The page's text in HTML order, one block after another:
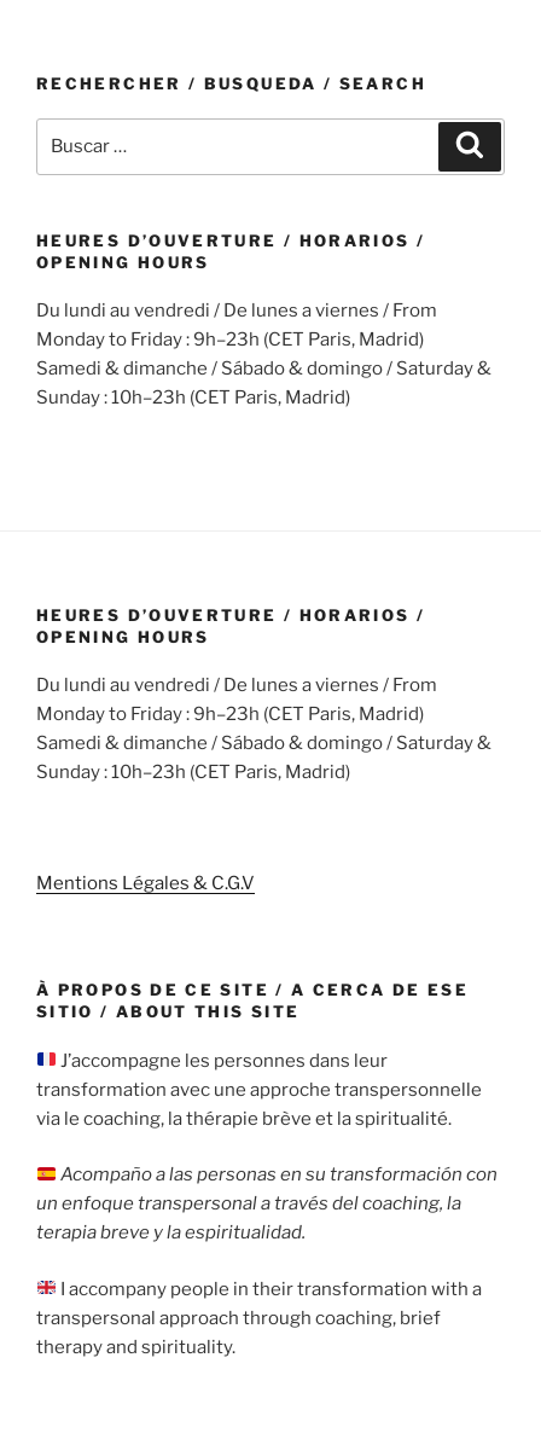
RECHERCHER / BUSQUEDA / SEARCH
por:
HEURES D’OUVERTURE / HORARIOS /
OPENING HOURS
Du lundi au vendredi / De lunes a viernes / From
Monday to Friday : 9h–23h (CET Paris, Madrid)
Samedi & dimanche / Sábado & domingo / Saturday &
Sunday : 10h–23h (CET Paris, Madrid)
HEURES D’OUVERTURE / HORARIOS /
OPENING HOURS
Du lundi au vendredi / De lunes a viernes / From
Monday to Friday : 9h–23h (CET Paris, Madrid)
Samedi & dimanche / Sábado & domingo / Saturday &
Sunday : 10h–23h (CET Paris, Madrid)
Mentions Légales & C.G.V
À PROPOS DE CE SITE / A CERCA DE ESE
SITIO / ABOUT THIS SITE
J’accompagne les personnes dans leur
transformation avec une approche transpersonnelle
via le coaching, la thérapie brève et la spiritualité.
Acompaño a las personas en su transformación con
un enfoque transpersonal a través del coaching, la
terapia breve y la espiritualidad.
I accompany people in their transformation with a
transpersonal approach through coaching, brief
therapy and spirituality.